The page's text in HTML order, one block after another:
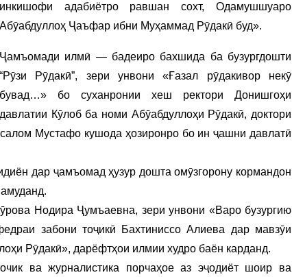
инкишофи адабиётро равшан сохт, Одамушшуаро
Абӯабдуллоҳ Ҷаъфар ибни Муҳаммад Рӯдакӣ буд».
Ҷамъомади илмӣ — бадеиро бахшида ба бузургдошти
“Рӯзи Рӯдакӣ”, зери унвони «Ғазал рӯдакивор некӯ
бувад…» бо суханронии хеш ректори Донишгоҳи
давлатии Кӯлоб ба номи Абӯабдуллоҳи Рӯдакӣ, доктори
Мустафо кушода ҳозиронро бо ин ҷашни давлатӣ
дар ҷамъомад ҳузур дошта омӯзгорону кормандон
Нодира Ҷумъаевна, зери унвони «Варо бузургию
забони тоҷикӣ Бахтиниссо Алиева дар мавзӯи
Рӯдакӣ», дарёфтҳои илмии худро баён карданд.
ва журналистика порчаҳое аз эҷодиёт шоир ва